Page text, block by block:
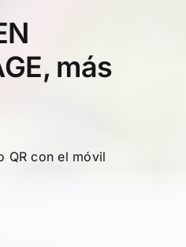
más
QR con el móvil